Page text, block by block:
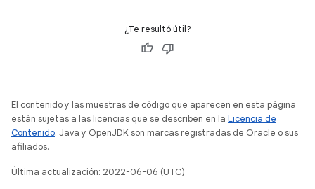
¿Te resultó útil?
El contenido y las muestras de código que aparecen en esta página
están sujetas a las licencias que se describen en la Licencia de
Contenido. Java y OpenJDK son marcas registradas de Oracle o sus
afiliados.
Última actualización: 2022-06-06 (UTC)